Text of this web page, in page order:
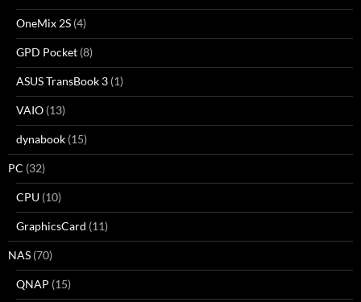
OneMix 2S (4)
GPD Pocket (8)
ASUS TransBook 3 (1)
VAIO (13)
dynabook (15)
PC (32)
CPU (10)
GraphicsCard (11)
NAS (70)
QNAP (15)